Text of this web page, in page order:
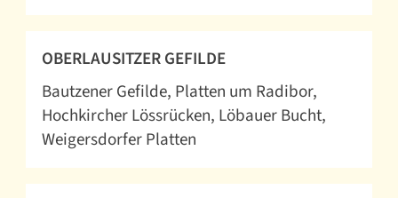
OBERLAUSITZER GEFILDE
Bautzener Gefilde Platten um Radibor
Hochkircher Lössrücken Löbauer Bucht
Weigersdorfer Platten